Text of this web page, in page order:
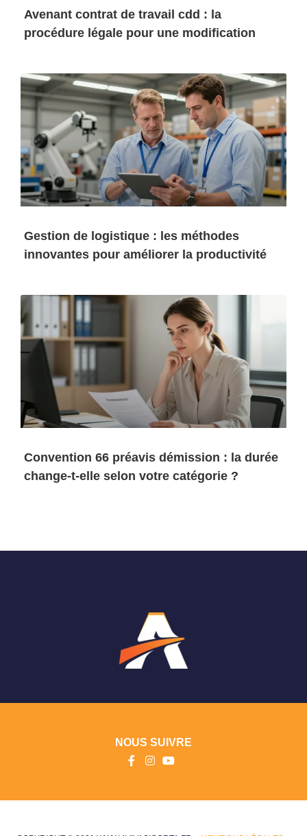
Avenant contrat de travail cdd : la
procédure légale pour une modification
Gestion de logistique : les méthodes
innovantes pour améliorer la productivité
Convention 66 préavis démission : la durée
change-t-elle selon votre catégorie ?
NOUS SUIVRE